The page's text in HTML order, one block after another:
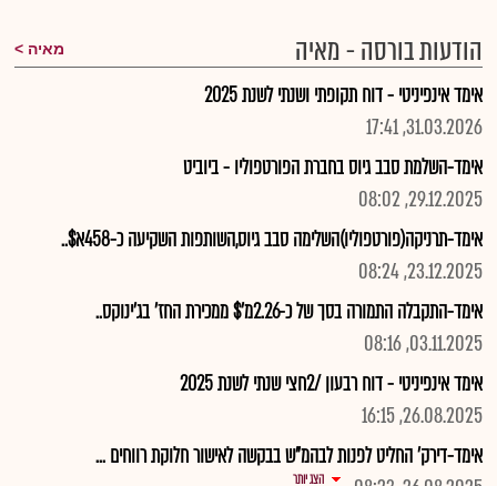
הודעות בורסה - מאיה מאיה
אימד אינפיניטי - דוח תקופתי ושנתי לשנת 2025
31.03.2026, 17:41
אימד-השלמת סבב גיוס בחברת הפורטפוליו - ביוביט
29.12.2025, 08:02
אימד-תרניקה(פורטפוליו)השלימה סבב גיוס,השותפות השקיעה כ-458א$..
23.12.2025, 08:24
אימד-התקבלה התמורה בסך של כ-2.26מ'$ ממכירת החז' בג'ינוקס..
03.11.2025, 08:16
אימד אינפיניטי - דוח רבעון /2חצי שנתי לשנת 2025
26.08.2025, 16:15
אימד-דירק' החליט לפנות לבהמ"ש בבקשה לאישור חלוקת רווחים ...
הצג יותר